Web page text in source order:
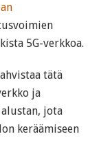
5G-verkkoa.
tätä
ja
jota
keräämiseen